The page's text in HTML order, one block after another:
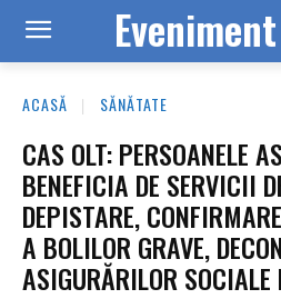
ACASĂ SĂNĂTATE
CAS OLT: PERSOANELE
BENEFICIA DE SERVICII
DEPISTARE,
A BOLILOR GRAVE,
ASIGURĂRILOR SOCIALE